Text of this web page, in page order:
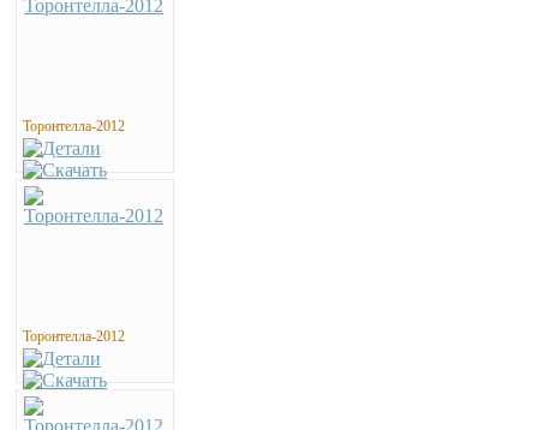
Торонтелла-2012
Торонтелла-2012